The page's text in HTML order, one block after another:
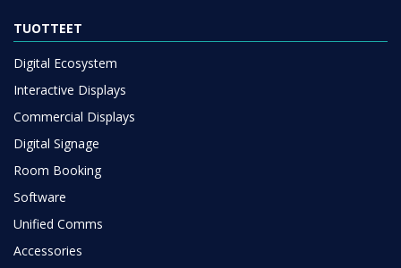
TUOTTEET
Digital Ecosystem
Interactive Displays
Commercial Displays
Digital Signage
Room Booking
Software
Unified Comms
Accessories